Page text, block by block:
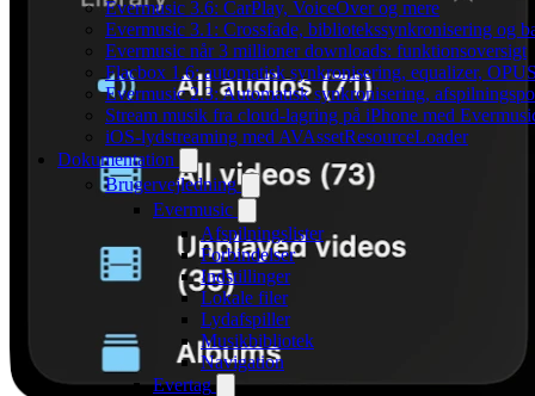
Evermusic 3.6: CarPlay, VoiceOver og mere
Evermusic 3.1: Crossfade, bibliotekssynkronisering og
Evermusic når 3 millioner downloads: funktionsoversigt
Flacbox 1.6: automatisk synkronisering, equalizer,
Evermusic 2.3: Automatisk synkronisering,
Stream musik fra cloud-lagring på iPhone med
iOS-lydstreaming med AVAssetResourceLoader
Dokumentation
Brugervejledning
Evermusic
Afspilningslister
Forbindelser
Indstillinger
Lokale filer
Lydafspiller
Musikbibliotek
Navigation
Evertag